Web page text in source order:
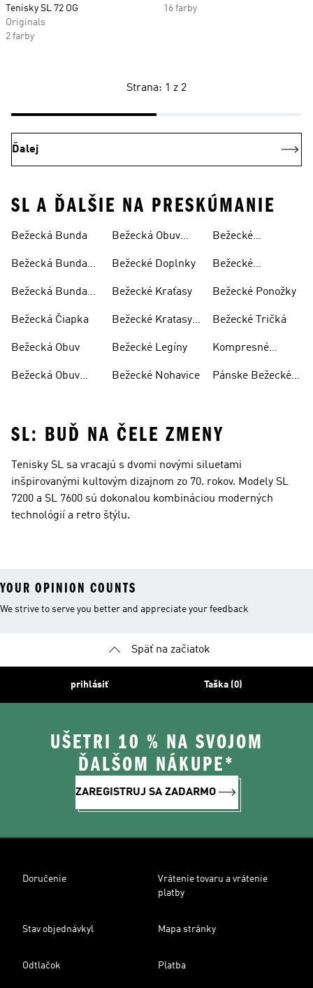
Tenisky SL 72 OG
Originals
2 farby
16 farby
Strana: 1 z 2
Ďalej
SL A ĎALŠIE NA PRESKÚMANIE
Bežecká Bunda
Bežecká Bunda
Bežecká Bunda
Bežecká Čiapka
Bežecká Obuv
Bežecká Obuv
Bežecká Obuv
Bežecké Doplnky
Bežecké Kraťasy
Bežecké Kratasy
Bežecké Legíny
Bežecké Nohavice
Bežecké
Bežecké
Dámske
Bežecké Ponožky
Bežecké Tričká
Kompresné
Pánske Bežecké
SL: BUĎ NA ČELE ZMENY
Tenisky SL sa vracajú s dvomi novými siluetami
inšpirovanými kultovým dizajnom zo 70. rokov. Modely SL
7200 a SL 7600 sú dokonalou kombináciou moderných
technológií a retro štýlu.
YOUR OPINION COUNTS
We strive to serve you better and appreciate your feedback
Späť na začiatok
prihlásiť Taška (0)
UŠETRI 10 % NA SVOJOM
ĎALŠOM NÁKUPE*
ZAREGISTRUJ SA ZADARMO
Doručenie
Vrátenie tovaru a vrátenie
platby
Stav objednávkyl Mapa stránky
Odtlačok Platba